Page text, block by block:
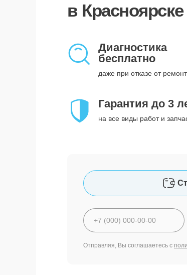
в Красноярске
Диагностика
бесплатно
даже при отказе от
Гарантия до 3
на все виды работ и
Отправляя, Вы соглашаетесь с